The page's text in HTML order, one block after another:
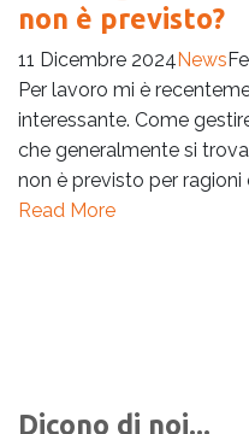
non è previsto?
11 Dicembre 2024News
Per lavoro mi è
interessante. Come
che generalmente si
non è previsto per ragioni
Read More
Dicono di noi...